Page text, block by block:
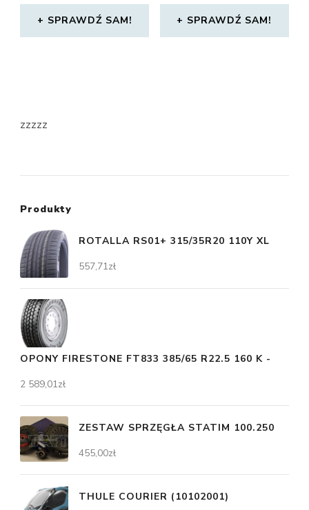
SPRAWDŹ SAM! SPRAWDŹ SAM!
zzzzz
Produkty
ROTALLA RS01+ 315/35R20 110Y XL
557,71zł
OPONY FIRESTONE FT833 385/65 R22.5 160 K -
2 589,01zł
ZESTAW SPRZĘGŁA STATIM 100.250
455,00zł
THULE COURIER (10102001)